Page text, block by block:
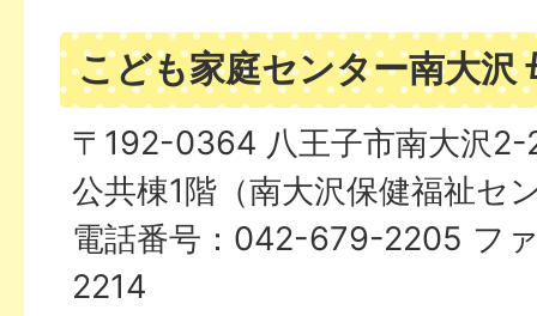
こども家庭センター南大沢
〒192-0364 八王子市南大沢
公共棟1階（南大沢保健福祉セ
電話番号：042-679-2205 フ
2214